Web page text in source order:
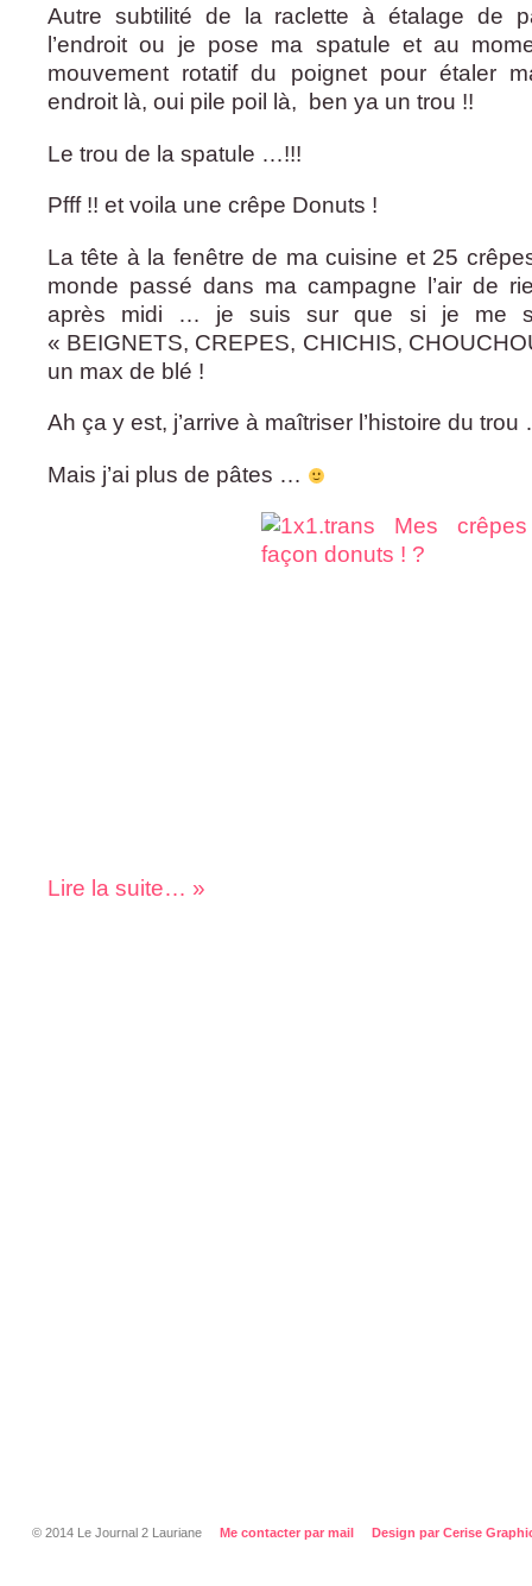
Autre subtilité de la raclette à étalage de
l’endroit ou je pose ma spatule et au
mouvement rotatif du poignet pour étaler
endroit là, oui pile poil là, ben ya un trou !!
Le trou de la spatule …!!!
Pfff !! et voila une crêpe Donuts !
La tête à la fenêtre de ma cuisine et 25
monde passé dans ma campagne l’air de
après midi … je suis sur que si je me
« BEIGNETS, CREPES, CHICHIS,
un max de blé !
Ah ça y est, j’arrive à maîtriser l’histoire du
Mais j’ai plus de pâtes …
Lire la suite… »
© 2014 Le Journal 2 Lauriane Me contacter par mail Design par Cerise